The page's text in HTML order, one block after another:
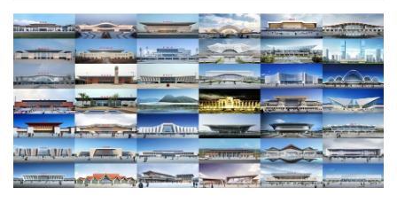
头条资讯
业 界
机 构
人 物
地 产
快速搜索